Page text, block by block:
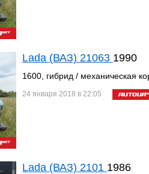
Lada (ВАЗ) 21063 1990
1600, гибрид / механическая
24 января 2018 в 22:05
Lada (ВАЗ) 2101 1986